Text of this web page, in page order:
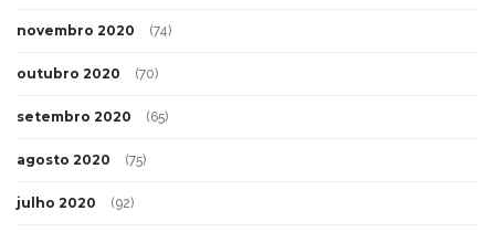
novembro 2020 (74)
outubro 2020 (70)
setembro 2020 (65)
agosto 2020 (75)
julho 2020 (92)